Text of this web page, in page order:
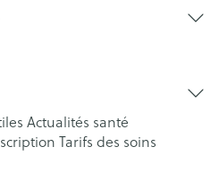
Actualités santé
Tarifs des soins